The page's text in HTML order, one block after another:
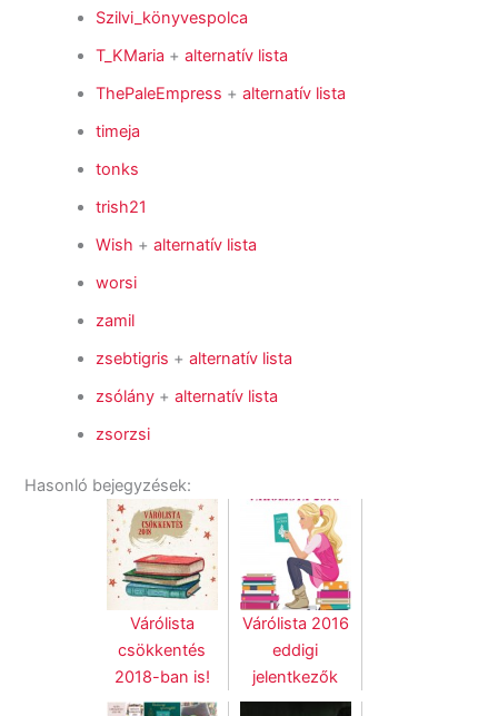
Szilvi_könyvespolca
T_KMaria +alternatív lista
ThePaleEmpress +alternatív lista
timeja
tonks
trish21
Wish +alternatív lista
worsi
zamil
zsebtigris +alternatív lista
zsólány +alternatív lista
zsorzsi
Hasonló bejegyzések:
Várólista
csökkentés
2018-ban is!
Várólista 2016
eddigi
jelentkezők